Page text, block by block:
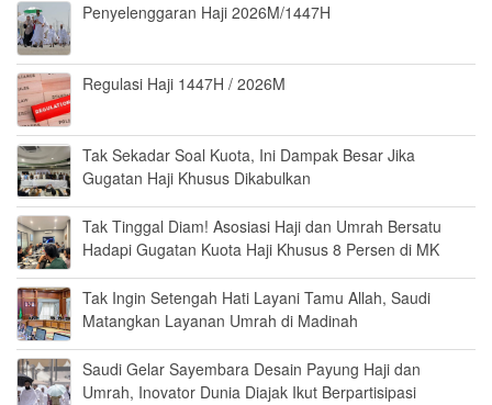
Penyelenggaran Haji 2026M/1447H
Regulasi Haji 1447H / 2026M
Tak Sekadar Soal Kuota, Ini Dampak Besar Jika
Gugatan Haji Khusus Dikabulkan
Tak Tinggal Diam! Asosiasi Haji dan Umrah Bersatu
Hadapi Gugatan Kuota Haji Khusus 8 Persen di MK
Tak Ingin Setengah Hati Layani Tamu Allah, Saudi
Matangkan Layanan Umrah di Madinah
Saudi Gelar Sayembara Desain Payung Haji dan
Umrah, Inovator Dunia Diajak Ikut Berpartisipasi